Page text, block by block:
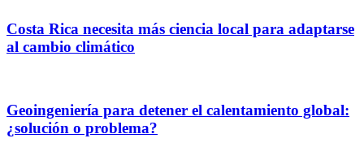
Costa Rica necesita más ciencia local para adaptarse
al cambio climático
Geoingeniería para detener el calentamiento global:
¿solución o problema?